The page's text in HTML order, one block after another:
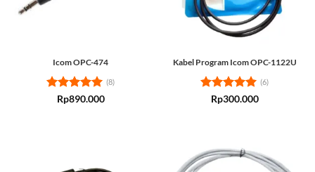
Icom OPC-474
Rated5
(8)
Rp890.000
Kabel Program Icom OPC-1122U
Rated5
(6)
Rp300.000